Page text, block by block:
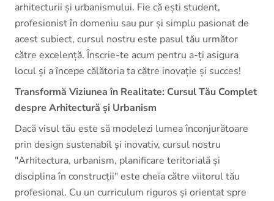
arhitecturii și urbanismului. Fie că ești student,
profesionist în domeniu sau pur și simplu pasionat de
acest subiect, cursul nostru este pasul tău următor
către excelență. Înscrie-te acum pentru a-ți asigura
locul și a începe călătoria ta către inovație și succes!
Transformă Viziunea în Realitate: Cursul Tău Complet
despre Arhitectură și Urbanism
Dacă visul tău este să modelezi lumea înconjurătoare
prin design sustenabil și inovativ, cursul nostru
"Arhitectura, urbanism, planificare teritorială și
disciplina în construcții" este cheia către viitorul tău
profesional. Cu un curriculum riguros și orientat spre